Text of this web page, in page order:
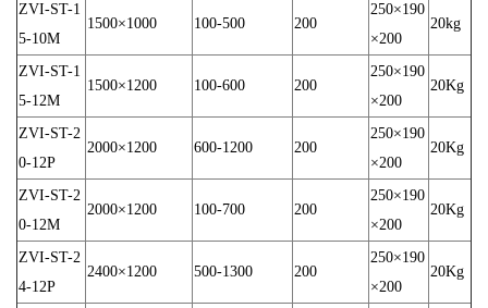
ZVI-ST-1
5-10M
1500×1000 100-500 200
250×190
×200
20kg
ZVI-ST-1
5-12M
1500×1200 100-600 200
250×190
×200
20Kg
ZVI-ST-2
0-12P
2000×1200 600-1200 200
250×190
×200
20Kg
ZVI-ST-2
0-12M
2000×1200 100-700 200
250×190
×200
20Kg
ZVI-ST-2
4-12P
2400×1200 500-1300 200
250×190
×200
20Kg